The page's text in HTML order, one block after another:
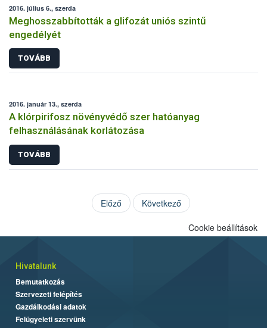
2016. július 6., szerda
Meghosszabbították a glifozát uniós szintű
engedélyét
TOVÁBB
2016. január 13., szerda
A klórpirifosz növényvédő szer hatóanyag
felhasználásának korlátozása
TOVÁBB
Előző Következő
Cookie beállítások
Hivatalunk
Bemutatkozás
Szervezeti felépítés
Gazdálkodási adatok
Felügyeleti szervünk